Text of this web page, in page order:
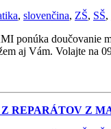
, slovenčina, ZŠ, SŠ,
doučovanie
aj Vám. Volajte na
Z REPARÁTOV Z